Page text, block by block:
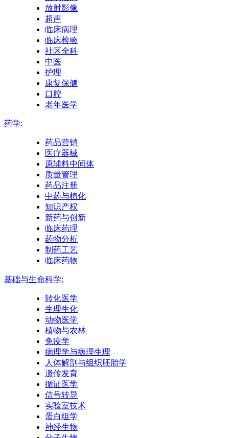
放射影像
超声
临床病理
临床检验
社区全科
中医
护理
康复保健
口腔
老年医学
药学:
药品营销
医疗器械
原辅料中间体
质量管理
药品注册
中药与植化
知识产权
新药与创新
临床药理
药物分析
制药工艺
临床药物
基础与生命科学:
转化医学
生理生化
动物医学
植物与农林
免疫学
病理学与病理生理
人体解剖与组织胚胎学
遗传发育
循证医学
信号转导
实验室技术
蛋白组学
神经生物